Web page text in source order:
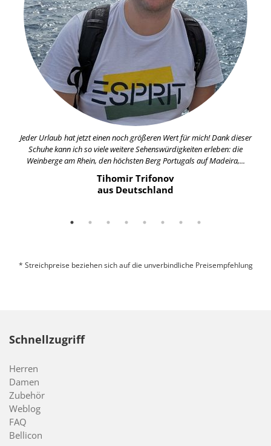
Jeder Urlaub hat jetzt einen noch größeren Wert für mich! Dank dieser
Schuhe kann ich so viele weitere Sehenswürdigkeiten erleben: die
Weinberge am Rhein, den höchsten Berg Portugals auf Madeira,...
Tihomir Trifonov
aus Deutschland
* Streichpreise beziehen sich auf die unverbindliche Preisempfehlung
Schnellzugriff
Herren
Damen
Zubehör
Weblog
FAQ
Bellicon